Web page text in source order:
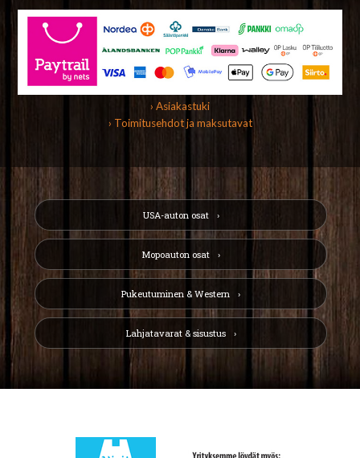
› Asiakastuki
› Toimitusehdot ja maksutavat
USA-auton osat
Mopoauton osat
Pukeutuminen & Western
Lahjatavarat & sisustus